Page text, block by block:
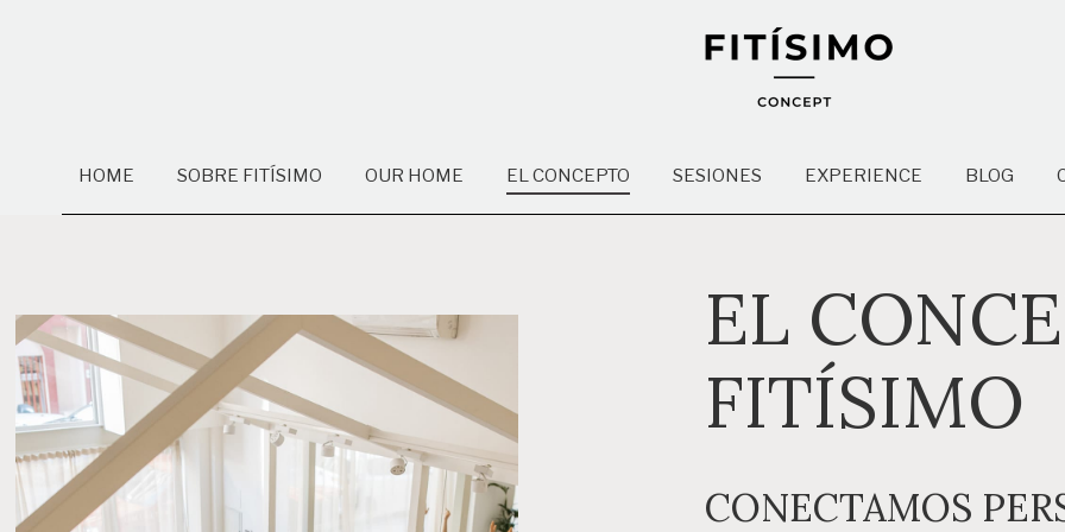
HOME SOBRE FITÍSIMO OUR HOME EL CONCEPTO SESIONES EXPERIENCE BLOG
EL
FITÍSIMO
CONECTAMOS